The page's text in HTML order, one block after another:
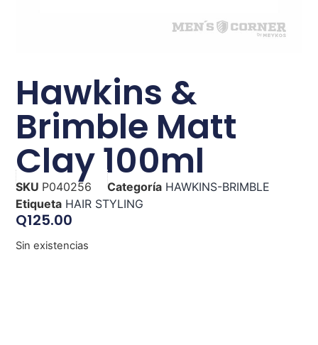
Hawkins &
Brimble Matt
Clay 100ml
SKU P040256 Categoría HAWKINS-BRIMBLE
Etiqueta HAIR STYLING
Q125.00
Sin existencias